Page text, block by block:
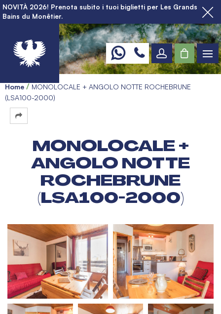
NOVITÀ 2026! Prenota subito i tuoi biglietti per Les Grands
Bains du Monêtier.
Home
MONOLOCALE + ANGOLO NOTTE ROCHEBRUNE
(LSA100-2000)
MONOLOCALE +
ANGOLO NOTTE
ROCHEBRUNE
(LSA100-2000)